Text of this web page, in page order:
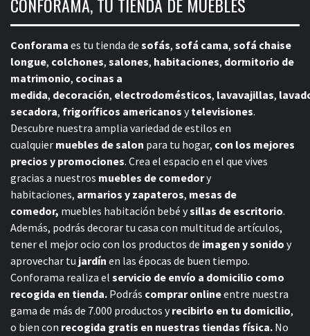
CONFORAMA, TU TIENDA DE MUEBLES
Conforama es tu tienda de sofás, sofá cama, sofá chaise
longue, colchones, salones, habitaciones, dormitorio de
matrimonio, cocinas a
medida, decoración, electrodomésticos, lavavajillas,
secadora, frigoríficos americanos ytelevisiones.
Descubre nuestra amplia variedad de estilos en
cualquier muebles de salon para tu hogar, con los mejores
precios y promociones. Crea el espacio en el que vives
gracias a nuestros muebles de comedory
habitaciones, armarios y zapateros, mesas de
comedor, muebles habitación bebé ysillas de escritorio.
Además, podrás decorar tu casa con multitud de artículos,
tener el mejor ocio con los productos de imagen y sonido y
aprovechar tu jardín en las épocas de buen tiempo.
Conforama realiza el servicio de envío a domicilio como
recogida en tienda. Podrás comprar onlineentre nuestra
gama de más de 7.000 productos yrecibirlo en tu domicilio,
o bien con recogida gratis en nuestras tiendas física. No